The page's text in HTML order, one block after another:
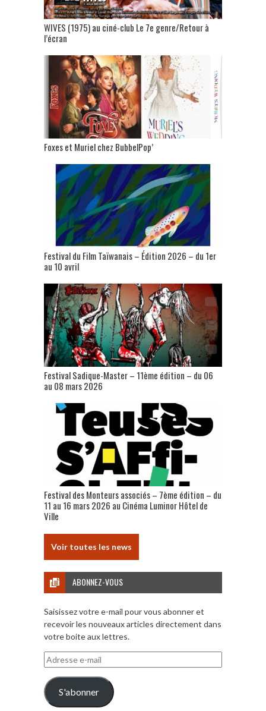
WIVES (1975) au ciné-club Le 7e genre/Retour à
l’écran
Foxes et Muriel chez BubbelPop’
Festival du Film Taïwanais – Édition 2026 – du 1er
au 10 avril
Festival Sadique-Master – 11ème édition – du 06
au 08 mars 2026
Festival des Monteurs associés – 7ème édition – du
11 au 16 mars 2026 au Cinéma Luminor Hôtel de
Ville
Voir toutes les news
ABONNEZ-VOUS
Saisissez votre e-mail pour vous abonner et
recevoir les nouveaux articles directement dans
votre boite aux lettres.
Adresse
e-
mail
S'abonner